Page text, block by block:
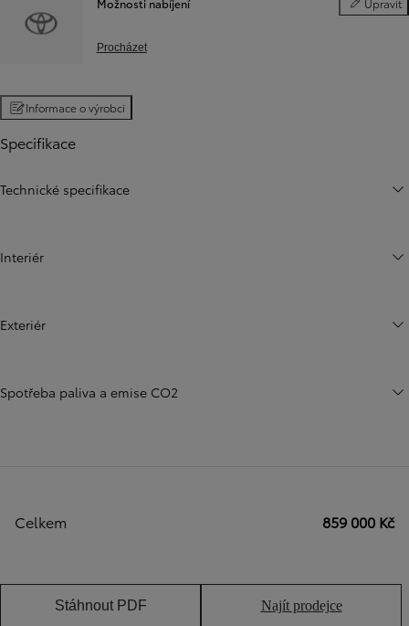
Upravit
Možnosti
Procházet
Informace o výrobci
Specifikace
Technické specifikace
Interiér
Exteriér
Spotřeba paliva a emise CO2
Celkem 859 000 Kč
Stáhnout PDF Najít prodejce